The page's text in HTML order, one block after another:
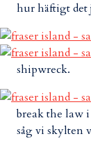
hur häftigt det
shipwreck.
break the law i
såg vi skylten